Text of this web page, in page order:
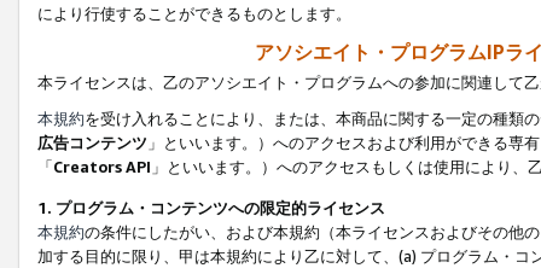
により行使することができるものとします。
アソシエイト・プログラムIPラ
本ライセンスは、乙のアソシエイト・プログラムへの参加に関連して
本規約を受け入れることにより、または、本商品に関する一定の種類
広告コンテンツ 」といいます。）へのアクセスおよび利用ができる専
「Creators API 」といいます。）へのアクセスもしくは使用により
1. プログラム・コンテンツへの限定的ライセンス
本規約の条件にしたがい、および本規約（本ライセンスおよびその他
加する目的に限り、甲は本規約により乙に対して、(a) プログラム・